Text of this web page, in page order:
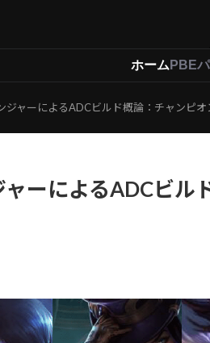
ホーム PBE
ジャーによるADCビルド概論：チャンピオ
ャーによるADCビ